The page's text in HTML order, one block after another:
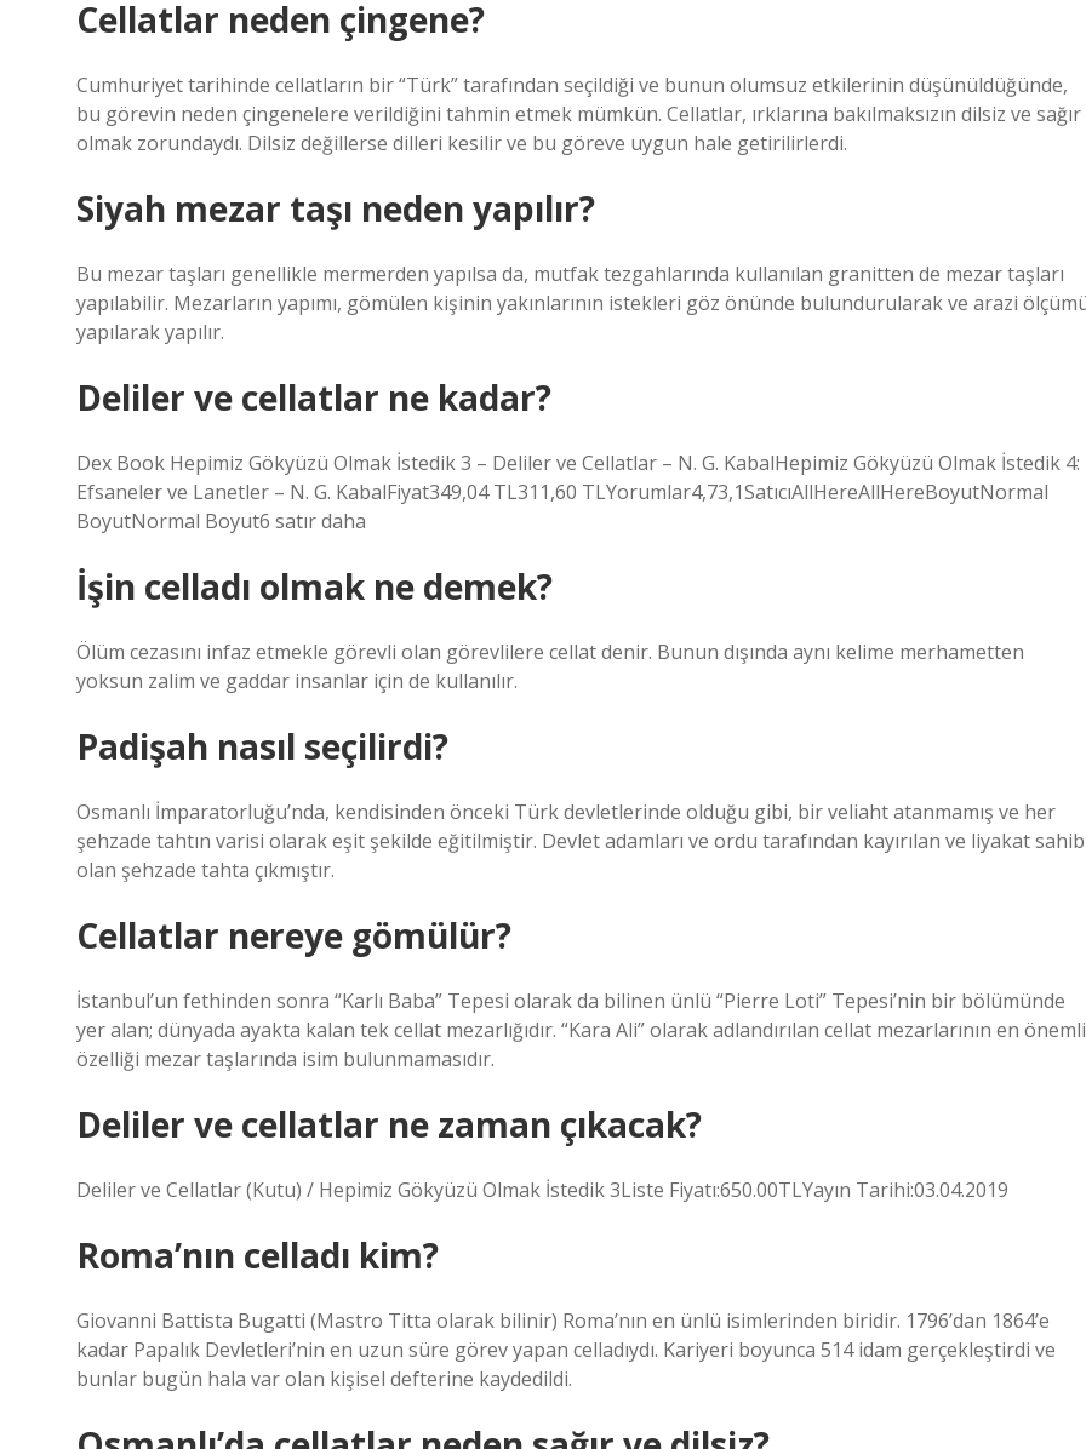
Cellatlar neden çingene?
Cumhuriyet tarihinde cellatların bir “Türk” tarafından seçildiği ve bunun olumsuz etkilerinin düşünüldüğünde,
bu görevin neden çingenelere verildiğini tahmin etmek mümkün. Cellatlar, ırklarına bakılmaksızın dilsiz ve sağır
olmak zorundaydı. Dilsiz değillerse dilleri kesilir ve bu göreve uygun hale getirilirlerdi.
Siyah mezar taşı neden yapılır?
Bu mezar taşları genellikle mermerden yapılsa da, mutfak tezgahlarında kullanılan granitten de mezar taşları
yapılabilir. Mezarların yapımı, gömülen kişinin yakınlarının istekleri göz önünde bulundurularak ve arazi
yapılarak yapılır.
Deliler ve cellatlar ne kadar?
Dex Book Hepimiz Gökyüzü Olmak İstedik 3 – Deliler ve Cellatlar – N. G. KabalHepimiz Gökyüzü Olmak İstedik 4:
Efsaneler ve Lanetler – N. G. KabalFiyat349,04 TL311,60 TLYorumlar4,73,1SatıcıAllHereAllHereBoyutNormal
BoyutNormal Boyut6 satır daha
İşin celladı olmak ne demek?
Ölüm cezasını infaz etmekle görevli olan görevlilere cellat denir. Bunun dışında aynı kelime merhametten
yoksun zalim ve gaddar insanlar için de kullanılır.
Padişah nasıl seçilirdi?
Osmanlı İmparatorluğu’nda, kendisinden önceki Türk devletlerinde olduğu gibi, bir veliaht atanmamış ve her
şehzade tahtın varisi olarak eşit şekilde eğitilmiştir. Devlet adamları ve ordu tarafından kayırılan ve liyakat
olan şehzade tahta çıkmıştır.
Cellatlar nereye gömülür?
İstanbul’un fethinden sonra “Karlı Baba” Tepesi olarak da bilinen ünlü “Pierre Loti” Tepesi’nin bir bölümünde
yer alan; dünyada ayakta kalan tek cellat mezarlığıdır. “Kara Ali” olarak adlandırılan cellat mezarlarının en önemli
özelliği mezar taşlarında isim bulunmamasıdır.
Deliler ve cellatlar ne zaman çıkacak?
Deliler ve Cellatlar (Kutu) / Hepimiz Gökyüzü Olmak İstedik 3Liste Fiyatı:650.00TLYayın Tarihi:03.04.2019
Roma’nın celladı kim?
Giovanni Battista Bugatti (Mastro Titta olarak bilinir) Roma’nın en ünlü isimlerinden biridir. 1796’dan 1864’e
kadar Papalık Devletleri’nin en uzun süre görev yapan celladıydı. Kariyeri boyunca 514 idam gerçekleştirdi ve
bunlar bugün hala var olan kişisel defterine kaydedildi.